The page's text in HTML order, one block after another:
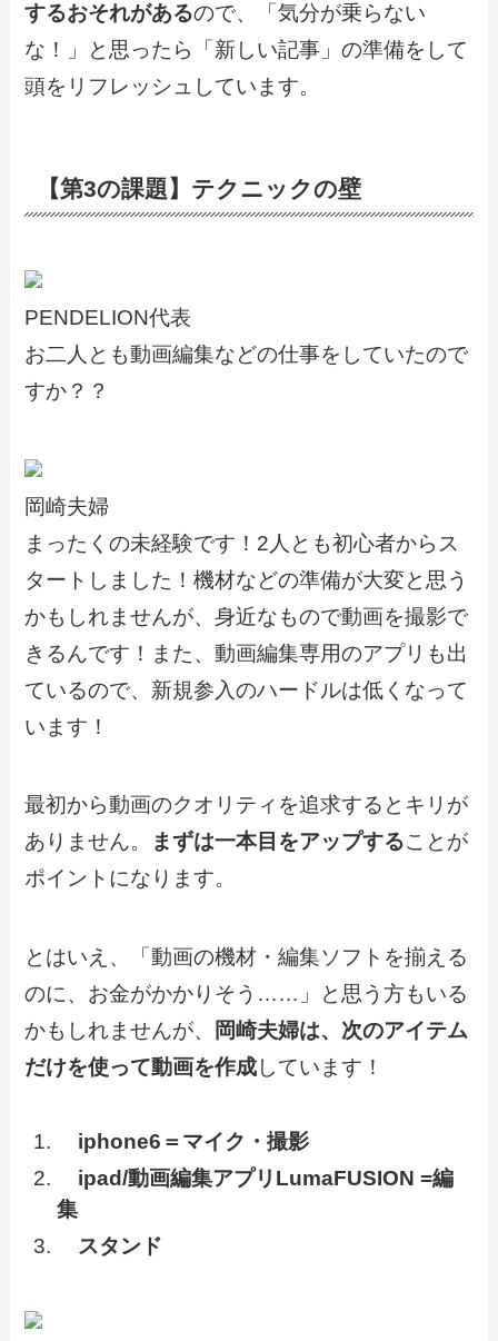
するおそれがあるので、「気分が乗らない
な！」と思ったら「新しい記事」の準備をして
頭をリフレッシュしています。
【第3の課題】テクニックの壁
PENDELION代表
お二人とも動画編集などの仕事をしていたので
すか？？
岡崎夫婦
まったくの未経験です！2人とも初心者からス
タートしました！機材などの準備が大変と思う
かもしれませんが、身近なもので動画を撮影で
きるんです！また、動画編集専用のアプリも出
ているので、新規参入のハードルは低くなって
います！
最初から動画のクオリティを追求するとキリが
ありません。
まずは一本目をアップすることが
ポイントになります。
とはいえ、「動画の機材・編集ソフトを揃える
のに、お金がかかりそう……」と思う方もいる
かもしれませんが、
岡崎夫婦は、次のアイテム
だけを使って動画を作成しています！
iphone6＝マイク・撮影
ipad/動画編集アプリLumaFUSION =編
集
スタンド